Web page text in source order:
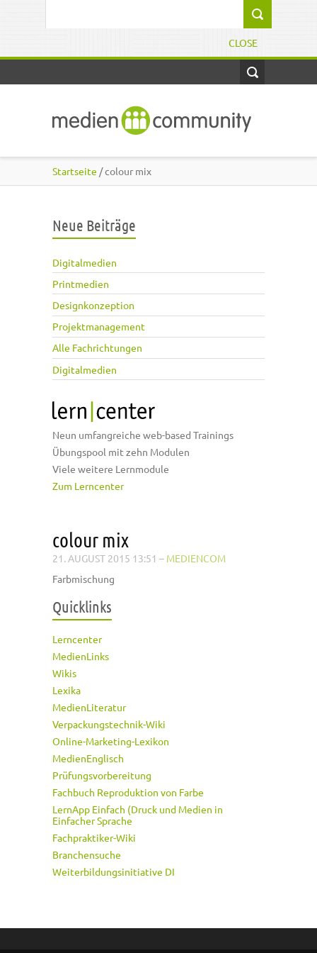
CLOSE
Startseite / colour mix
Neue Beiträge
Digitalmedien
Printmedien
Designkonzeption
Projektmanagement
Alle Fachrichtungen
Digitalmedien
Neun umfangreiche web-based Trainings
Übungspool mit zehn Modulen
Viele weitere Lernmodule
Zum Lerncenter
colour mix
21. AUGUST 2015 13:51 – MEDIENCOM
Farbmischung
Quicklinks
Lerncenter
MedienLinks
Wikis
Lexika
MedienLiteratur
Verpackungstechnik-Wiki
Online-Marketing-Lexikon
MedienEnglisch
Prüfungsvorbereitung
Fachbuch Reproduktion von Farbe
LernApp Einfach (Druck und Medien in
Einfacher Sprache
Fachpraktiker-Wiki
Branchensuche
Weiterbildungsinitiative DI